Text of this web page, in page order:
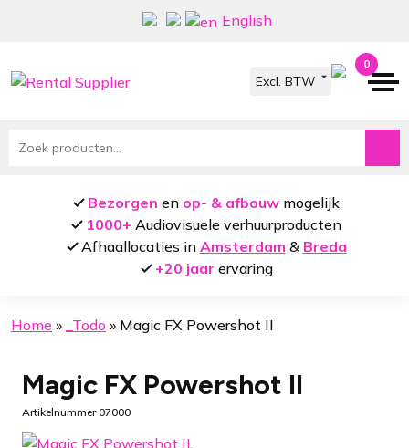
navigatie
inhoud
English
0
Zoeken
Bezorgen en op- & afbouw mogelijk
1000+ Audiovisuele verhuurproducten
Afhaallocaties in Amsterdam & Breda
+20 jaar ervaring
Home » _Todo » Magic FX Powershot II
Magic FX Powershot II
Artikelnummer 07000